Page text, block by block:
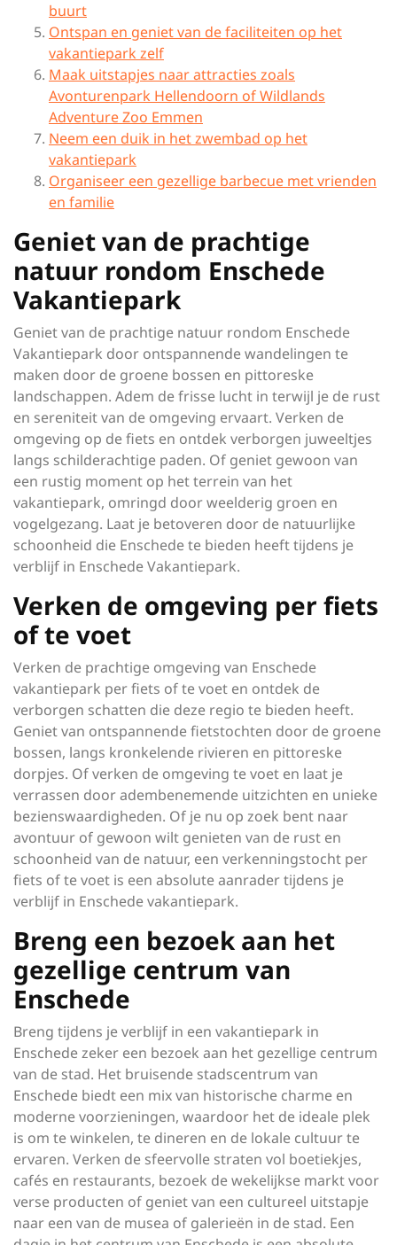
buurt
Ontspan en geniet van de faciliteiten op het
vakantiepark zelf
Maak uitstapjes naar attracties zoals
Avonturenpark Hellendoorn of Wildlands
Adventure Zoo Emmen
Neem een duik in het zwembad op het
vakantiepark
Organiseer een gezellige barbecue met vrienden
en familie
Geniet van de prachtige
natuur rondom Enschede
Vakantiepark
Geniet van de prachtige natuur rondom Enschede
Vakantiepark door ontspannende wandelingen te
maken door de groene bossen en pittoreske
landschappen. Adem de frisse lucht in terwijl je de rust
en sereniteit van de omgeving ervaart. Verken de
omgeving op de fiets en ontdek verborgen juweeltjes
langs schilderachtige paden. Of geniet gewoon van
een rustig moment op het terrein van het
vakantiepark, omringd door weelderig groen en
vogelgezang. Laat je betoveren door de natuurlijke
schoonheid die Enschede te bieden heeft tijdens je
verblijf in Enschede Vakantiepark.
Verken de omgeving per fiets
of te voet
Verken de prachtige omgeving van Enschede
vakantiepark per fiets of te voet en ontdek de
verborgen schatten die deze regio te bieden heeft.
Geniet van ontspannende fietstochten door de groene
bossen, langs kronkelende rivieren en pittoreske
dorpjes. Of verken de omgeving te voet en laat je
verrassen door adembenemende uitzichten en unieke
bezienswaardigheden. Of je nu op zoek bent naar
avontuur of gewoon wilt genieten van de rust en
schoonheid van de natuur, een verkenningstocht per
fiets of te voet is een absolute aanrader tijdens je
verblijf in Enschede vakantiepark.
Breng een bezoek aan het
gezellige centrum van
Enschede
Breng tijdens je verblijf in een vakantiepark in
Enschede zeker een bezoek aan het gezellige centrum
van de stad. Het bruisende stadscentrum van
Enschede biedt een mix van historische charme en
moderne voorzieningen, waardoor het de ideale plek
is om te winkelen, te dineren en de lokale cultuur te
ervaren. Verken de sfeervolle straten vol boetiekjes,
cafés en restaurants, bezoek de wekelijkse markt voor
verse producten of geniet van een cultureel uitstapje
naar een van de musea of galerieën in de stad. Een